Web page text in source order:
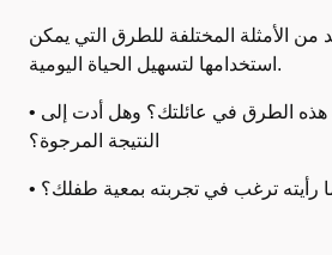
من الأمثلة المختلفة للطرق التي يمكن
استخدامها لتسهيل الحياة اليومية.
• هل جربت أياً من هذه الطرق في عائلتك؟ وهل أدت إلى
النتيجة المرجوة؟
رأيته ترغب في تجربته بمعية طفلك؟